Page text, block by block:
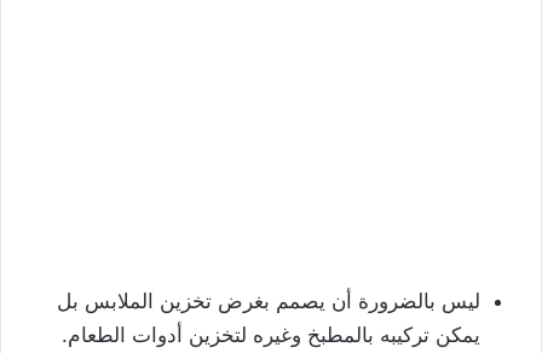
ليس بالضرورة أن يصمم بغرض تخزين الملابس بل
يمكن تركيبه بالمطبخ وغيره لتخزين أدوات الطعام.